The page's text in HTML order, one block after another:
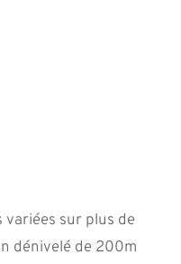
variées sur plus de
dénivelé de 200m